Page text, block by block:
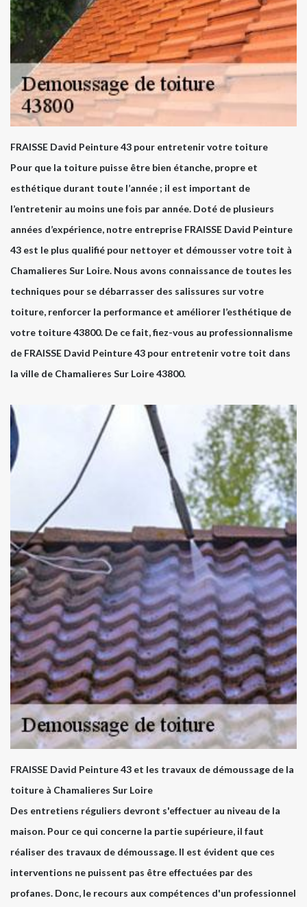
FRAISSE David Peinture 43 pour entretenir votre toiture
Pour que la toiture puisse être bien étanche, propre et
esthétique durant toute l’année ; il est important de
l’entretenir au moins une fois par année. Doté de plusieurs
années d’expérience, notre entreprise FRAISSE David Peinture
43 est le plus qualifié pour nettoyer et démousser votre toit à
Chamalieres Sur Loire. Nous avons connaissance de toutes les
techniques pour se débarrasser des salissures sur votre
toiture, renforcer la performance et améliorer l’esthétique de
votre toiture 43800. De ce fait, fiez-vous au professionnalisme
de FRAISSE David Peinture 43 pour entretenir votre toit dans
la ville de Chamalieres Sur Loire 43800.
FRAISSE David Peinture 43 et les travaux de démoussage de la
toiture à Chamalieres Sur Loire
Des entretiens réguliers devront s'effectuer au niveau de la
maison. Pour ce qui concerne la partie supérieure, il faut
réaliser des travaux de démoussage. Il est évident que ces
interventions ne puissent pas être effectuées par des
profanes. Donc, le recours aux compétences d'un professionnel